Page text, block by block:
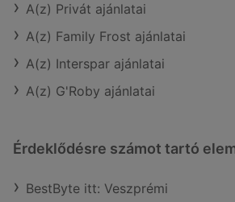
A(z) Privát ajánlatai
A(z) Family Frost ajánlatai
A(z) Interspar ajánlatai
A(z) G'Roby ajánlatai
Érdeklődésre számot tartó
BestByte itt: Veszprémi